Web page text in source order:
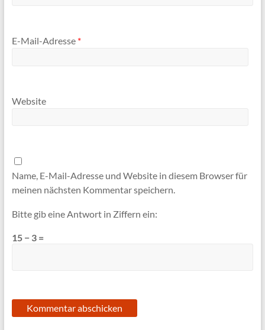
E-Mail-Adresse *
Website
Name, E-Mail-Adresse und Website in diesem Browser für
meinen nächsten Kommentar speichern.
Bitte gib eine Antwort in Ziffern ein:
15 − 3 =